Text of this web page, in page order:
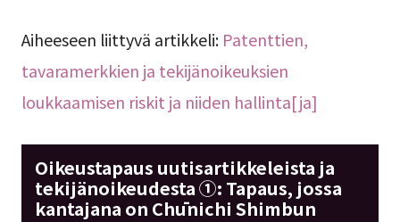
Aiheeseen liittyvä artikkeli: Patenttien,
tavaramerkkien ja tekijänoikeuksien
loukkaamisen riskit ja niiden hallinta[ja]
Oikeustapaus uutisartikkeleista ja
tekijänoikeudesta ①: Tapaus, jossa
kantajana on Chūnichi Shimbun